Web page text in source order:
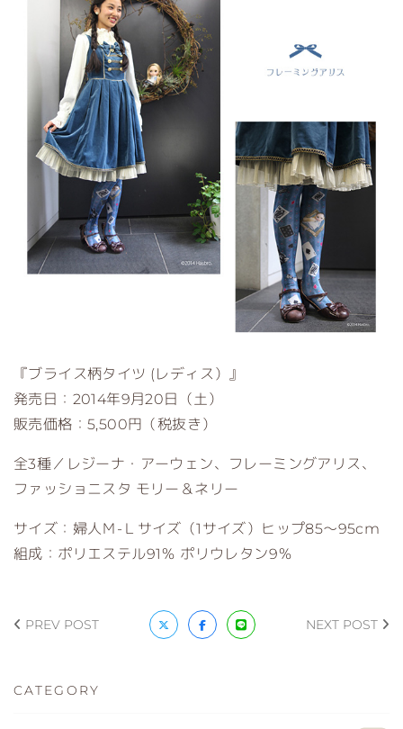
『ブライス柄タイツ (レディス）』
発売日：2014年9月20日（土）
販売価格：5,500円（税抜き）
全3種／レジーナ・アーウェン、フレーミングアリス、
ファッショニスタ モリー＆ネリー
サイズ：婦人Ｍ-Ｌサイズ（1サイズ）ヒップ85～95cm
組成：ポリエステル91％ ポリウレタン9％
PREV POST NEXT POST
CATEGORY